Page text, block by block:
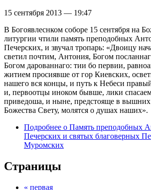
15 сентября 2013 — 19:47
В Богоявлеснком соборе 15 сентября на
литургии чтили память преподобных
Печерских, и звучал тропарь: «Двоицу
светил почтим, Антония, Богом
Богом дарованнаго: тии бо первии,
житием просиявше от гор Киевских,
нашего вся концы, и путь к Небеси
и, первоотцы иноком бывше, лики
приведоша, и ныне, предстояще в
Божества Свету, молятся о душах наших».
Подробнее о Память преподобных
Печерских и святых благоверных
Муромских
Страницы
« первая